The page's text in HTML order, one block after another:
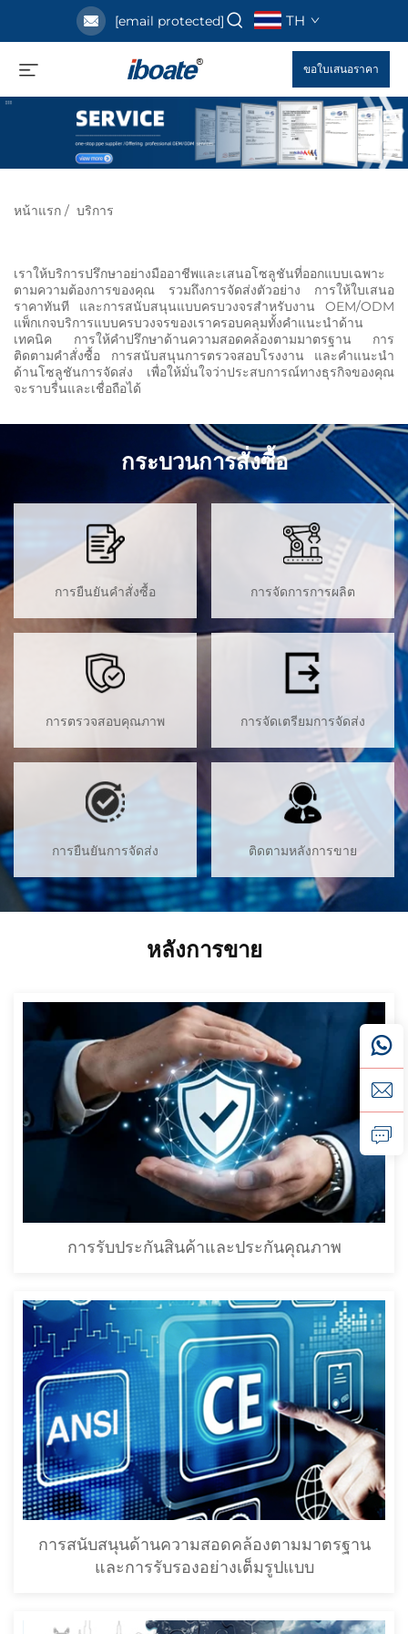
[email protected] TH
ขอใบเสนอราคา
หน้าแรก / บริการ
เราให้บริการปรึกษาอย่างมืออาชีพและเสนอโซลูชันที่ออกแบบเฉพาะ
ตามความต้องการของคุณ รวมถึงการจัดส่งตัวอย่าง การให้ใบเสนอ
ราคาทันที และการสนับสนุนแบบครบวงจรสำหรับงาน OEM/ODM
แพ็กเกจบริการแบบครบวงจรของเราครอบคลุมทั้งคำแนะนำด้าน
เทคนิค การให้คำปรึกษาด้านความสอดคล้องตามมาตรฐาน การ
ติดตามคำสั่งซื้อ การสนับสนุนการตรวจสอบโรงงาน และคำแนะนำ
ด้านโซลูชันการจัดส่ง เพื่อให้มั่นใจว่าประสบการณ์ทางธุรกิจของคุณ
จะราบรื่นและเชื่อถือได้
กระบวนการสั่งซื้อ
การยืนยันคำสั่งซื้อ การจัดการการผลิต
การตรวจสอบคุณภาพ การจัดเตรียมการจัดส่ง
การยืนยันการจัดส่ง ติดตามหลังการขาย
หลังการขาย
การรับประกันสินค้าและประกันคุณภาพ
การสนับสนุนด้านความสอดคล้องตามมาตรฐาน
และการรับรองอย่างเต็มรูปแบบ